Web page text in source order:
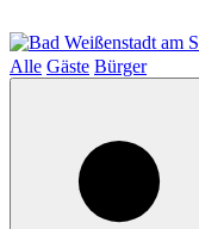
zum
Inhalt
Alle Gäste Bürger